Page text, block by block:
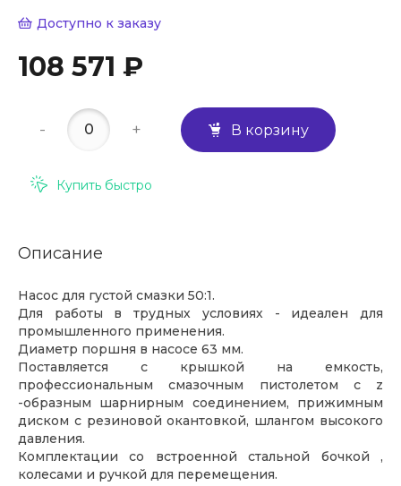
Доступно к заказу
108 571 ₽
- + В корзину
Купить быстро
Описание
Насос для густой смазки 50:1.
Для работы в трудных условиях - идеален для
промышленного применения.
Диаметр поршня в насосе 63 мм.
Поставляется с крышкой на емкость,
профессиональным смазочным пистолетом с z
-образным шарнирным соединением, прижимным
диском с резиновой окантовкой, шлангом высокого
давления.
Комплектации со встроенной стальной бочкой ,
колесами и ручкой для перемещения.